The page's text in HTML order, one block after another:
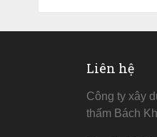
Liên hệ
Công ty xây
thấm Bách